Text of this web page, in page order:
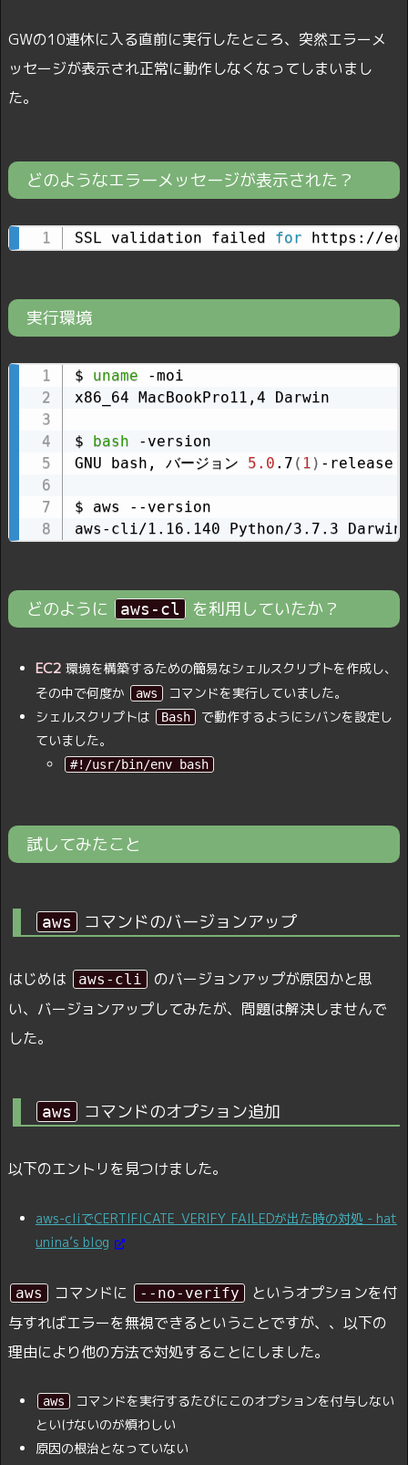
GWの10連休に入る直前に実行したところ、突然エラーメ
ッセージが表示され正常に動作しなくなってしまいまし
た。
どのようなエラーメッセージが表示された？
SSL validation failed for https://
実行環境
$ uname -moi
x86_64 MacBookPro11,4 Darwin
$ bash -version
GNU bash, バージョン 5.0 .7 ( 1 ) -release
$ aws --version
aws-cli/1.16.140 Python/3.7.3
どのように aws-cl を利用していたか？
EC2 環境を構築するための簡易なシェルスクリプトを作成し、
その中で何度か
aws
コマンドを実行していました。
シェルスクリプトは
Bash
で動作するようにシバンを設定し
ていました。
#!/usr/bin/env bash
試してみたこと
aws コマンドのバージョンアップ
はじめは aws-cli
のバージョンアップが原因かと思
い、バージョンアップしてみたが、問題は解決しませんで
した。
aws コマンドのオプション追加
以下のエントリを見つけました。
aws-cliでCERTIFICATE_VERIFY_FAILEDが出た時の対処 - hat
unina’s blog
aws コマンドに --no-verify
というオプションを付
与すればエラーを無視できるということですが、、以下の
理由により他の方法で対処することにしました。
aws
コマンドを実行するたびにこのオプションを付与しない
といけないのが煩わしい
原因の根治となっていない